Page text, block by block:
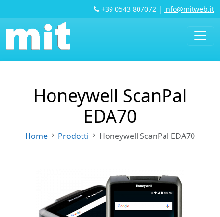
+39 0543 807072 | info@mitweb.it
Honeywell ScanPal
EDA70
Home Prodotti Honeywell ScanPal EDA70